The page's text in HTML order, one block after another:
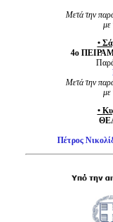
Μετά την
με
•
4ο
Μετά την
με
•
Πέτρος